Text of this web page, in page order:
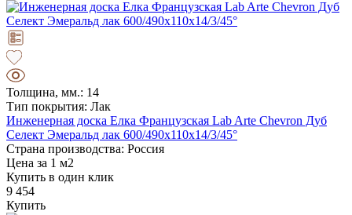
Толщина, мм.: 14
Тип покрытия: Лак
Инженерная доска Елка Французская Lab Arte Chevron Дуб
Селект Эмеральд лак 600/490х110х14/3/45°
Страна производства: Россия
Цена за 1 м2
Купить в один клик
9 454
Купить